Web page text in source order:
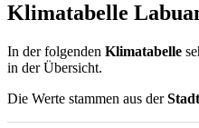
Klimatabelle
In der folgenden Klimatabelle
in der Übersicht.
Die Werte stammen aus der